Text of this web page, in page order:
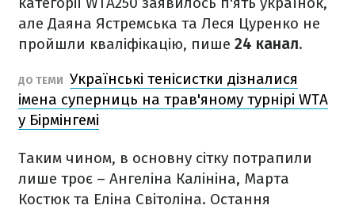
але Даяна Ястремська та Леся Цуренко не
пройшли кваліфікацію, пише 24 канал.
ДО ТЕМИ Українські тенісистки дізналися
імена суперниць на трав'яному турнірі WTA
у Бірмінгемі
Таким чином, в основну сітку потрапили
лише троє – Ангеліна Калініна, Марта
Костюк та Еліна Світоліна. Остання